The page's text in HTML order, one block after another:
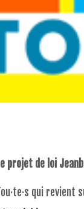
projet de loi
qui